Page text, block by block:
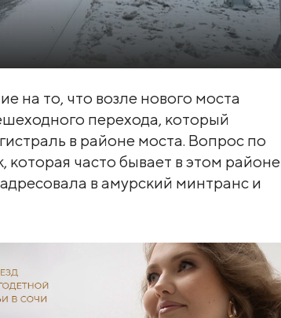
на то, что возле нового моста
перехода, который
в районе моста. Вопрос по
которая часто бывает в этом районе
в амурский минтранс и